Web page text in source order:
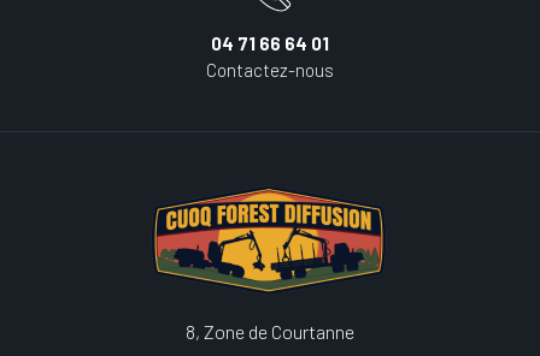
04 71 66 64 01
Contactez-nous
8, Zone de Courtanne